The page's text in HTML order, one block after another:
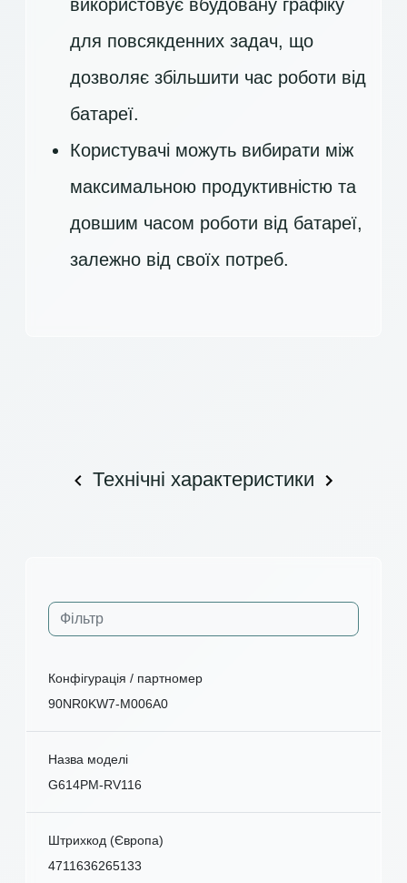
використовує вбудовану графіку
для повсякденних задач, що
дозволяє збільшити час роботи від
батареї.
Користувачі можуть вибирати між
максимальною продуктивністю та
довшим часом роботи від батареї,
залежно від своїх потреб.
Технічні характеристики
Конфігурація / партномер
90NR0KW7-M006A0
Назва моделі
G614PM-RV116
Штрихкод (Європа)
4711636265133